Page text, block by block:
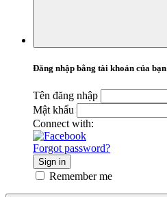
Đăng nhập bằng tài khoản của bạn
Tên đăng nhập
Mật khẩu
Connect with:
Forgot password?
Sign in
Remember me